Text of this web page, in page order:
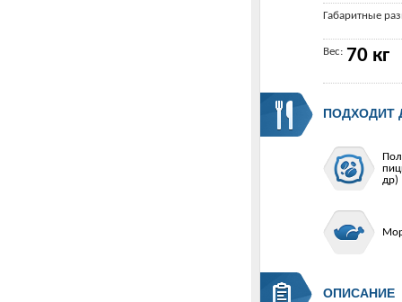
Габаритные
Вес: 70 кг
ПОДХОДИТ
др)
ОПИСАНИЕ